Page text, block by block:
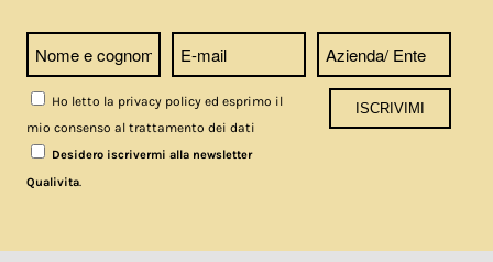
Ho letto la privacy policy ed esprimo il
mio consenso al trattamento dei dati
Desidero iscrivermi alla newsletter
Qualivita.